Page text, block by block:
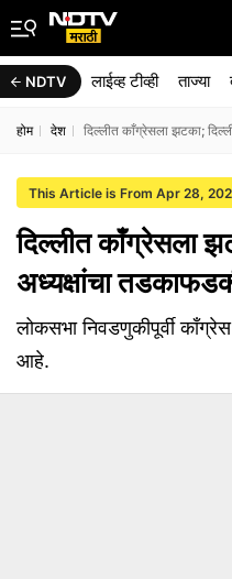
NDTV लाईव्ह टीव्ही ताज्या
होम देश दिल्लीत काँग्रेसला झटका;
This Article is From Apr 28,
दिल्लीत काँग्रेसला
अध्यक्षांचा
लोकसभा निवडणुकीपूर्वी
आहे.